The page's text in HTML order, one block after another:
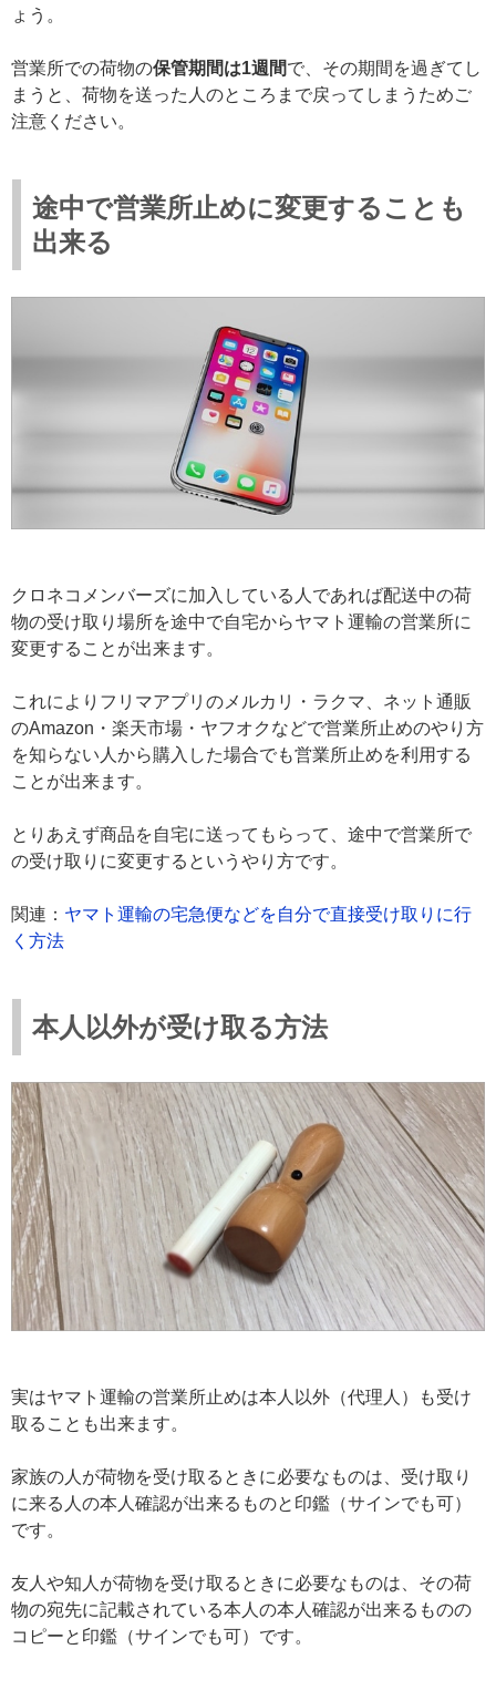
ょう。
営業所での荷物の保管期間は1週間で、その期間を過ぎてし
まうと、荷物を送った人のところまで戻ってしまうためご
注意ください。
途中で営業所止めに変更することも
出来る
クロネコメンバーズに加入している人であれば配送中の荷
物の受け取り場所を途中で自宅からヤマト運輸の営業所に
変更することが出来ます。
これによりフリマアプリのメルカリ・ラクマ、ネット通販
のAmazon・楽天市場・ヤフオクなどで営業所止めのやり方
を知らない人から購入した場合でも営業所止めを利用する
ことが出来ます。
とりあえず商品を自宅に送ってもらって、途中で営業所で
の受け取りに変更するというやり方です。
関連： ヤマト運輸の宅急便などを自分で直接受け取りに行
く方法
本人以外が受け取る方法
実はヤマト運輸の営業所止めは本人以外（代理人）も受け
取ることも出来ます。
家族の人が荷物を受け取るときに必要なものは、受け取り
に来る人の本人確認が出来るものと印鑑（サインでも可）
です。
友人や知人が荷物を受け取るときに必要なものは、その荷
物の宛先に記載されている本人の本人確認が出来るものの
コピーと印鑑（サインでも可）です。